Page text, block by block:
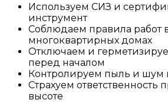
Используем СИЗ и
инструмент
Соблюдаем правила работ
многоквартирных домах
Отключаем и
перед началом
Контролируем пыль и шум
Страхуем ответственность
высоте